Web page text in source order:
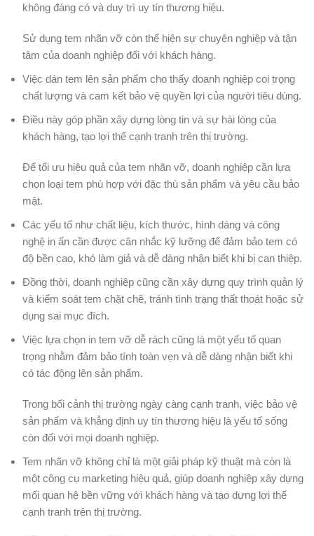
không đáng có và duy trì uy tín thương hiệu.
Sử dụng tem nhãn vỡ còn thể hiện sự chuyên nghiệp và tận
tâm của doanh nghiệp đối với khách hàng.
Việc dán tem lên sản phẩm cho thấy doanh nghiệp coi trọng
chất lượng và cam kết bảo vệ quyền lợi của người tiêu dùng.
Điều này góp phần xây dựng lòng tin và sự hài lòng của
khách hàng, tạo lợi thế cạnh tranh trên thị trường.
Để tối ưu hiệu quả của tem nhãn vỡ, doanh nghiệp cần lựa
chọn loại tem phù hợp với đặc thù sản phẩm và yêu cầu bảo
mật.
Các yếu tố như chất liệu, kích thước, hình dáng và công
nghệ in ấn cần được cân nhắc kỹ lưỡng để đảm bảo tem có
độ bền cao, khó làm giả và dễ dàng nhận biết khi bị can thiệp.
Đồng thời, doanh nghiệp cũng cần xây dựng quy trình quản lý
và kiểm soát tem chặt chẽ, tránh tình trạng thất thoát hoặc sử
dụng sai mục đích.
Việc lựa chọn in tem vỡ dễ rách cũng là một yếu tố quan
trọng nhằm đảm bảo tính toàn vẹn và dễ dàng nhận biết khi
có tác động lên sản phẩm.
Trong bối cảnh thị trường ngày càng cạnh tranh, việc bảo vệ
sản phẩm và khẳng định uy tín thương hiệu là yếu tố sống
còn đối với mọi doanh nghiệp.
Tem nhãn vỡ không chỉ là một giải pháp kỹ thuật mà còn là
một công cụ marketing hiệu quả, giúp doanh nghiệp xây dựng
mối quan hệ bền vững với khách hàng và tạo dựng lợi thế
cạnh tranh trên thị trường.